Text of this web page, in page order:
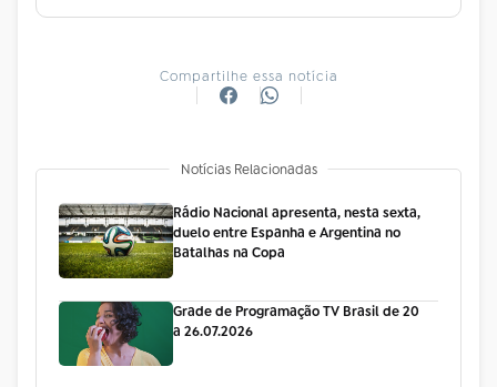
Compartilhe essa notícia
Notícias Relacionadas
Rádio Nacional apresenta, nesta sexta,
duelo entre Espanha e Argentina no
Batalhas na Copa
Grade de Programação TV Brasil de 20
a 26.07.2026